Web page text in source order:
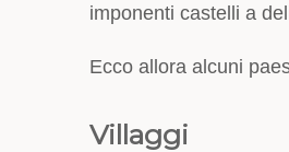
imponenti castelli a
Ecco allora alcuni
Villaggi